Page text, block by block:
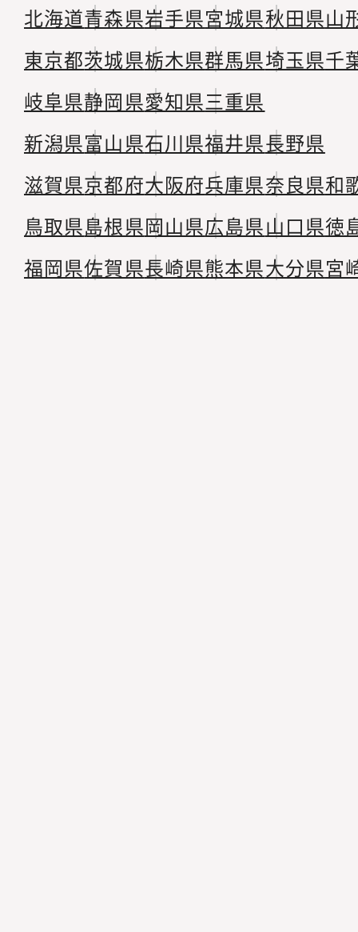
北海道青森県岩手県宮城県秋田県山
東京都茨城県栃木県群馬県埼玉県千
岐阜県静岡県愛知県三重県
新潟県富山県石川県福井県長野県
滋賀県京都府大阪府兵庫県奈良県和
鳥取県島根県岡山県広島県山口県徳
福岡県佐賀県長崎県熊本県大分県宮